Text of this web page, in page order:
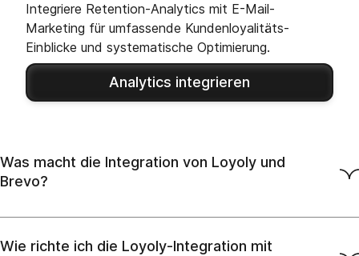
Integriere Retention-Analytics mit E-Mail-
Marketing für umfassende Kundenloyalitäts-
Einblicke und systematische Optimierung.
Analytics integrieren
Was macht die Integration von Loyoly und
Brevo?
Wie richte ich die Loyoly-Integration mit